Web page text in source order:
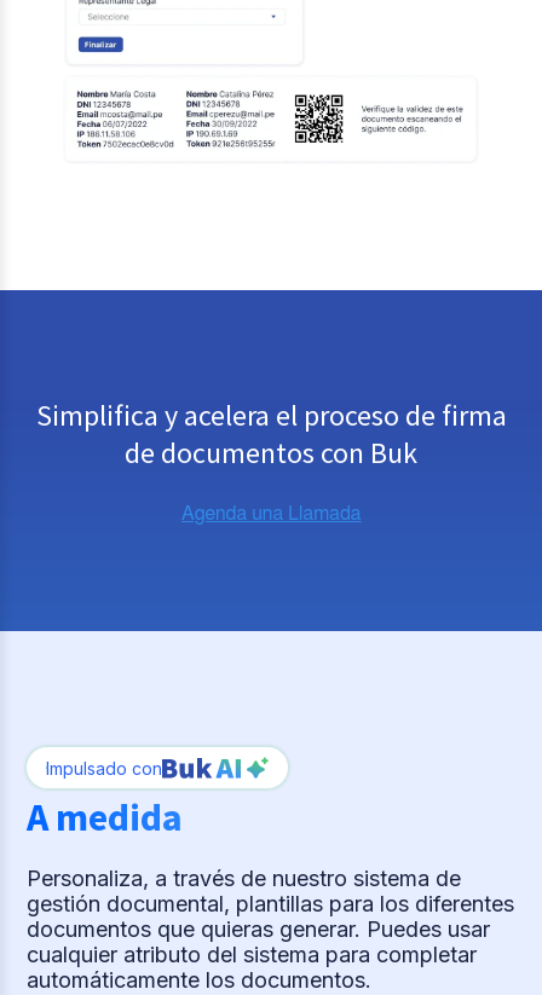
Simplifica y acelera el proceso de firma
de documentos con Buk
Impulsado con
A medida
Personaliza, a través de nuestro sistema de
gestión documental, plantillas para los diferentes
documentos que quieras generar. Puedes usar
cualquier atributo del sistema para completar
automáticamente los documentos.